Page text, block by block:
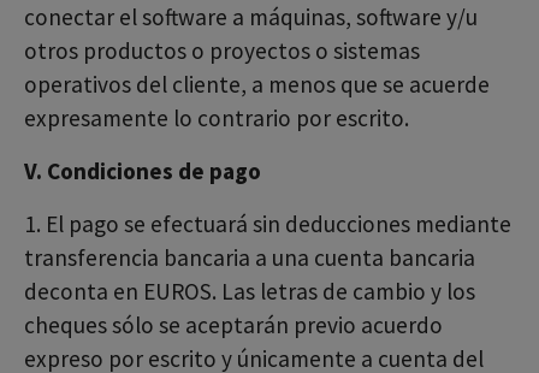
conectar el software a máquinas, software y/u
otros productos o proyectos o sistemas
operativos del cliente, a menos que se acuerde
expresamente lo contrario por escrito.
V. Condiciones de pago
1. El pago se efectuará sin deducciones mediante
transferencia bancaria a una cuenta bancaria
deconta en EUROS. Las letras de cambio y los
cheques sólo se aceptarán previo acuerdo
expreso por escrito y únicamente a cuenta del